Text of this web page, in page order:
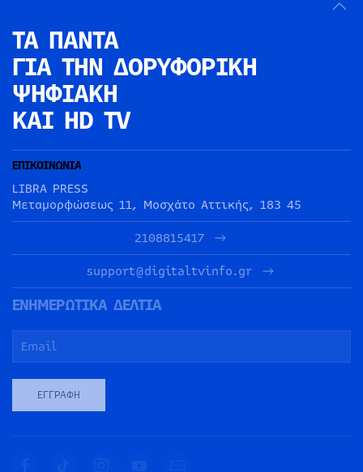
ΤΑ ΠΑΝΤΑ
ΓΙΑ ΤΗΝ ΔΟΡΥΦΟΡΙΚΗ
ΨΗΦΙΑΚΗ
ΚΑΙ HD TV
ΕΠΙΚΟΙΝΩΝΙΑ
LIBRA PRESS
Μεταμορφώσεως 11, Μοσχάτο Αττικής, 183 45
2108815417
support@digitaltvinfo.gr
ΕΝΗΜΕΡΩΤΙΚΑ ΔΕΛΤΙΑ
ΕΓΓΡΑΦΉ